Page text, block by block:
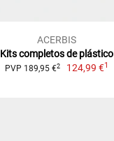
ACERBIS
Kits completos de plástico
PVP 189,95 €2 124,99 €1